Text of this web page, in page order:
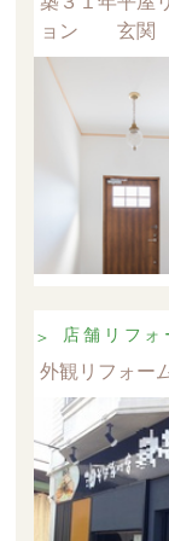
ョン 玄関
店舗リフォ
外観リフォー